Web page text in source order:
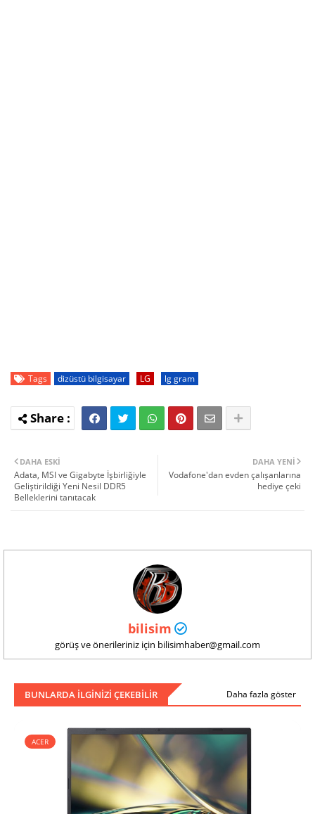
Tags dizüstü bilgisayar LG lg gram
DAHA YENI
Vodafone'dan evden çalışanlarına
hediye çeki
DAHA ESKI
Adata, MSI ve Gigabyte İşbirliğiyle
Geliştirildiği Yeni Nesil DDR5
Belleklerini tanıtacak
bilisim
görüş ve önerileriniz için bilisimhaber@gmail.com
BUNLARDA ILGINIZI ÇEKEBILIR Daha fazla göster
ACER